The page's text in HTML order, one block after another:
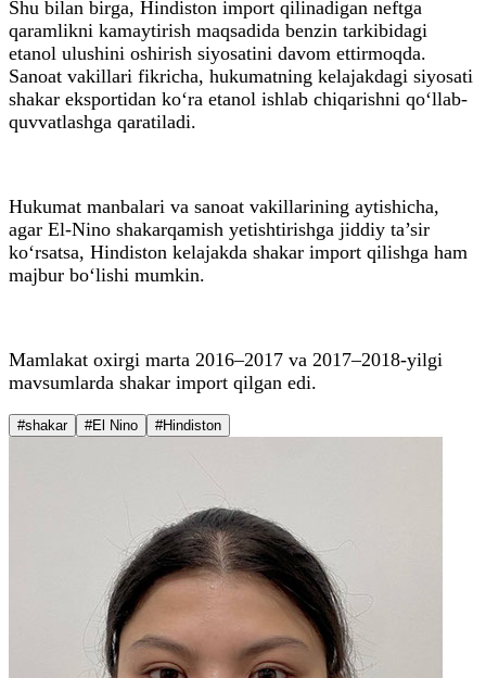
Shu bilan birga, Hindiston import qilinadigan neftga
qaramlikni kamaytirish maqsadida benzin tarkibidagi
etanol ulushini oshirish siyosatini davom ettirmoqda.
Sanoat vakillari fikricha, hukumatning kelajakdagi siyosati
shakar eksportidan ko‘ra etanol ishlab chiqarishni qo‘llab-
quvvatlashga qaratiladi.
Hukumat manbalari va sanoat vakillarining aytishicha,
agar El-Nino shakarqamish yetishtirishga jiddiy ta’sir
ko‘rsatsa, Hindiston kelajakda shakar import qilishga ham
majbur bo‘lishi mumkin.
Mamlakat oxirgi marta 2016–2017 va 2017–2018-yilgi
mavsumlarda shakar import qilgan edi.
#shakar #El Nino #Hindiston